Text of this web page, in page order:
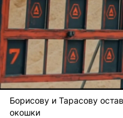
Борисову и Тарасову
окошки